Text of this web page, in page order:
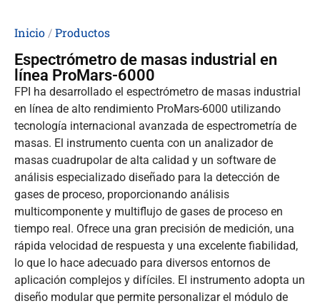
Inicio/Productos
Espectrómetro de masas industrial en
línea ProMars-6000
FPI ha desarrollado el espectrómetro de masas industrial
en línea de alto rendimiento ProMars-6000 utilizando
tecnología internacional avanzada de espectrometría de
masas. El instrumento cuenta con un analizador de
masas cuadrupolar de alta calidad y un software de
análisis especializado diseñado para la detección de
gases de proceso, proporcionando análisis
multicomponente y multiflujo de gases de proceso en
tiempo real. Ofrece una gran precisión de medición, una
rápida velocidad de respuesta y una excelente fiabilidad,
lo que lo hace adecuado para diversos entornos de
aplicación complejos y difíciles. El instrumento adopta un
diseño modular que permite personalizar el módulo de